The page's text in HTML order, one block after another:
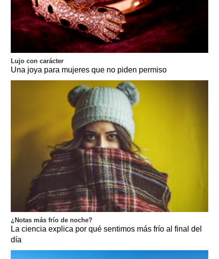
Lujo con carácter
Una joya para mujeres que no piden permiso
¿Notas más frío de noche?
La ciencia explica por qué sentimos más frío al final del
día